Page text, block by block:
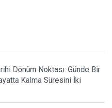
Dönüm Noktası: Günde Bir
Kalma Süresini İki